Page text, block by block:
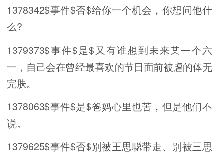
1378342$事件$否$给你一个机会，你想问他什
么?
1379373$事件$是$又有谁想到未来某一个六
一，自己会在曾经最喜欢的节日面前被虐的体无
完肤。
1378063$事件$是$爸妈心里也苦，但是他们不
说。
1379625$事件$否$别被王思聪带走、别被王思